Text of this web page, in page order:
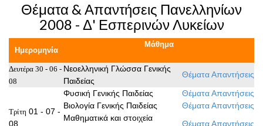
Θέματα & Απαντήσεις Πανελληνίων
2008 - Δ' Εσπερινών Λυκείων
Ημερομηνία
Μάθημα
Δευτέρα 30 - 06 -
08
Νεοελληνική Γλώσσα Γενικής
Παιδείας
Θέματα Απαντήσεις
Τρίτη 01 - 07 -
08
Φυσική Γενικής Παιδείας Θέματα Απαντήσεις
Βιολογία Γενικής Παιδείας
Θέματα Απαντήσεις
Μαθηματικά και στοιχεία
Θέματα Απαντήσεις